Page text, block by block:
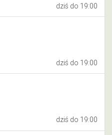
dziś do 19:00
dziś do 19:00
dziś do 19:00